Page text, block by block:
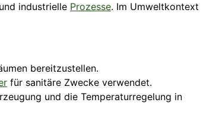
und industrielle Prozesse. Im Umweltkontext
bereitzustellen.
für sanitäre Zwecke verwendet.
und die Temperaturregelung in